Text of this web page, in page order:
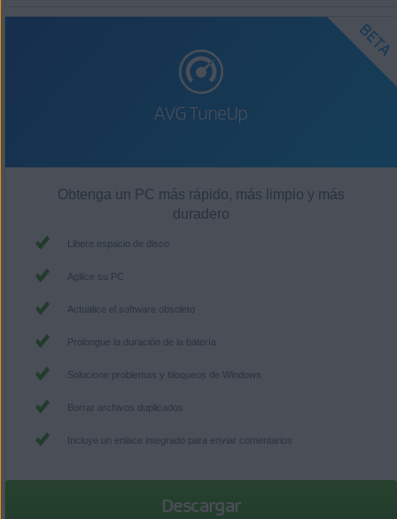
AVG TuneUp
Obtenga un PC más rápido, más limpio y más
duradero
Libere espacio de disco
Agilice su PC
Actualice el software obsoleto
Prolongue la duración de la batería
Solucione problemas y bloqueos de Windows
Borrar archivos duplicados
Incluye un enlace integrado para enviar comentarios
Descargar